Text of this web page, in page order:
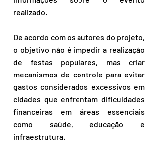
realizado.
De acordo com os autores do projeto,
o objetivo não é impedir a realização
de festas populares, mas criar
mecanismos de controle para evitar
gastos considerados excessivos em
cidades que enfrentam dificuldades
financeiras em áreas essenciais
como saúde, educação e
infraestrutura.